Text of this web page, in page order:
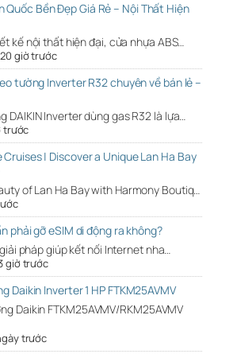
Quốc Bền Đẹp Giá Rẻ – Nội Thất Hiện
kế nội thất hiện đại, cửa nhựa ABS…
20 giờ trước
tường Inverter R32 chuyên về bán lẻ –
DAIKIN Inverter dùng gas R32 là lựa…
trước
| Discover a Unique Lan Ha Bay
of Lan Ha Bay with Harmony Boutiq…
phải gỡ eSIM di động ra không?
pháp giúp kết nối Internet nha…
giờ trước
Daikin Inverter 1 HP FTKM25AVMV
Daikin FTKM25AVMV/RKM25AVMV
trước